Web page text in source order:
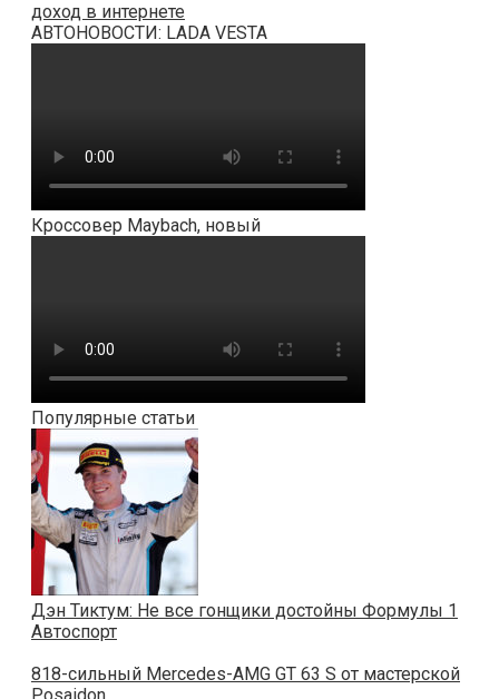
доход в интернете
АВТОНОВОСТИ: LADA VESTA
Кроссовер Maybach, новый
Популярные статьи
Дэн Тиктум: Не все гонщики достойны Формулы 1
Автоспорт
818-сильный Mercedes-AMG GT 63 S от мастерской